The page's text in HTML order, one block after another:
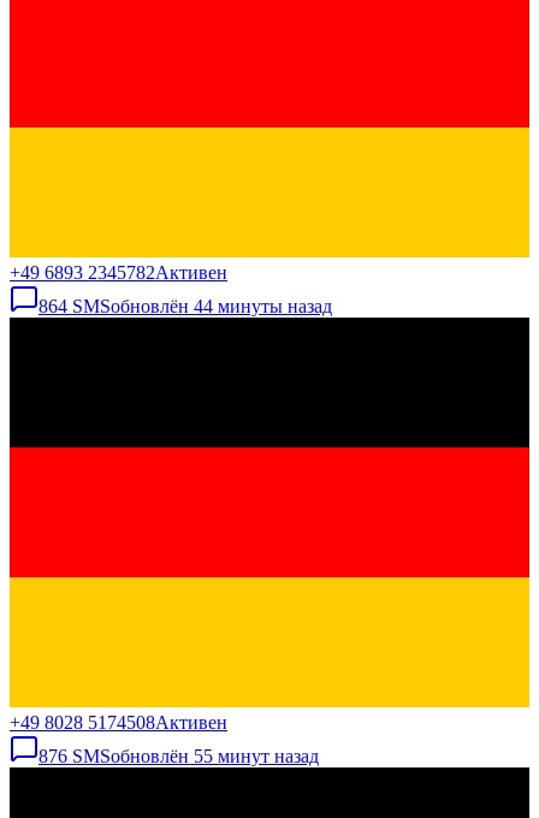
+49 6893 2345782Активен
864 SMSобновлён 44 минуты назад
+49 8028 5174508Активен
876 SMSобновлён 55 минут назад